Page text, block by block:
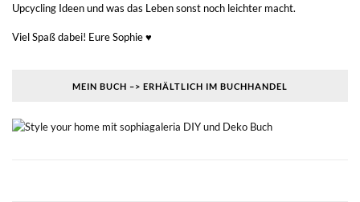
Upcycling Ideen und was das Leben sonst noch leichter macht.
Viel Spaß dabei! Eure Sophie ♥
MEIN BUCH –> ERHÄLTLICH IM BUCHHANDEL